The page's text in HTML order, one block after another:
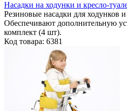
Насадки на ходунки и кресло-
Резиновые насадки для ходунков и
Обеспечивают дополнительную
комплект (4 шт).
Код товара: 6381